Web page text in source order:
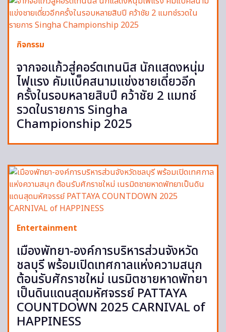
กิจกรรม
จากจอแก้วสู่คอร์ตเทนนิส นักแสดงหนุ่ม
ไฟแรง คัมแบ็คสนามแข่งชายเดี่ยวอีก
ครั้งในรอบหลายสิบปี คว้าชัย 2 แมทช์
รวดในรายการ Singha
Championship 2025
Entertainment
เมืองพัทยา-องค์การบริหารส่วนจังหวัด
ชลบุรี พร้อมเปิดเทศกาลแห่งความสนุก
ต้อนรับศักราชใหม่ เนรมิตชายหาดพัทยา
เป็นดินแดนสุดมหัศจรรย์ PATTAYA
COUNTDOWN 2025 CARNIVAL of
HAPPINESS